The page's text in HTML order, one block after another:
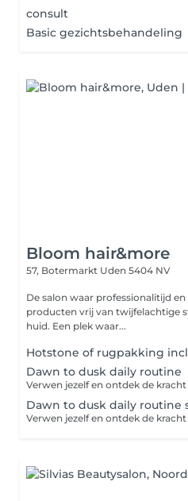
consult
Basic gezichtsbehandeling
Bloom hair&more
57, Botermarkt Uden 5404 NV
De salon waar professionalitijd
producten vrij van twijfelachtige
huid. Een plek waar...
Hotstone of rugpakking incl
Dawn to dusk daily routine
Dawn to dusk daily routine